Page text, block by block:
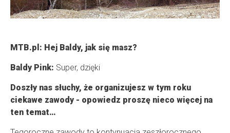
MTB.pl: Hej Baldy, jak się masz?
Baldy Pink: Super, dzięki
Doszły nas słuchy, że organizujesz w tym roku
ciekawe zawody - opowiedz proszę nieco więcej na
ten temat…